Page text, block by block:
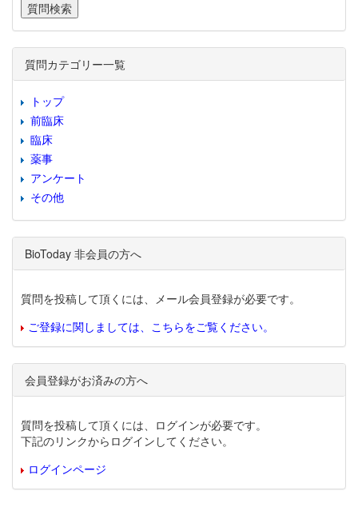
質問カテゴリー一覧
トップ
前臨床
臨床
薬事
アンケート
その他
BioToday 非会員の方へ
質問を投稿して頂くには、メール会員登録が必要です。
ご登録に関しましては、こちらをご覧ください。
会員登録がお済みの方へ
質問を投稿して頂くには、ログインが必要です。
下記のリンクからログインしてください。
ログインページ